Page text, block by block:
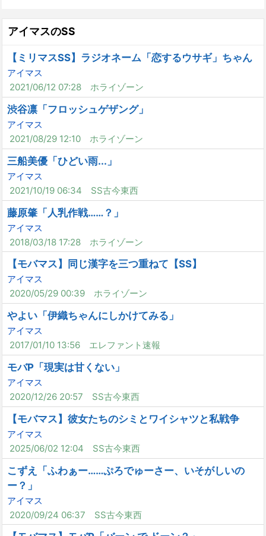
アイマスのSS
【ミリマスSS】ラジオネーム「恋するウサギ」ちゃん
アイマス
2021/06/12 07:28
ホライゾーン
渋谷凛「フロッシュゲザング」
アイマス
2021/08/29 12:10
ホライゾーン
三船美優「ひどい雨...」
アイマス
2021/10/19 06:34
SS古今東西
藤原肇「人乳作戦……？」
アイマス
2018/03/18 17:28
ホライゾーン
【モバマス】同じ漢字を三つ重ねて【SS】
アイマス
2020/05/29 00:39
ホライゾーン
やよい「伊織ちゃんにしかけてみる」
アイマス
2017/01/10 13:56
エレファント速報
モバP「現実は甘くない」
アイマス
2020/12/26 20:57
SS古今東西
【モバマス】彼女たちのシミとワイシャツと私戦争
アイマス
2025/06/02 12:04
SS古今東西
こずえ「ふわぁー……ぷろでゅーさー、いそがしいの
ー？」
アイマス
2020/09/24 06:37
SS古今東西